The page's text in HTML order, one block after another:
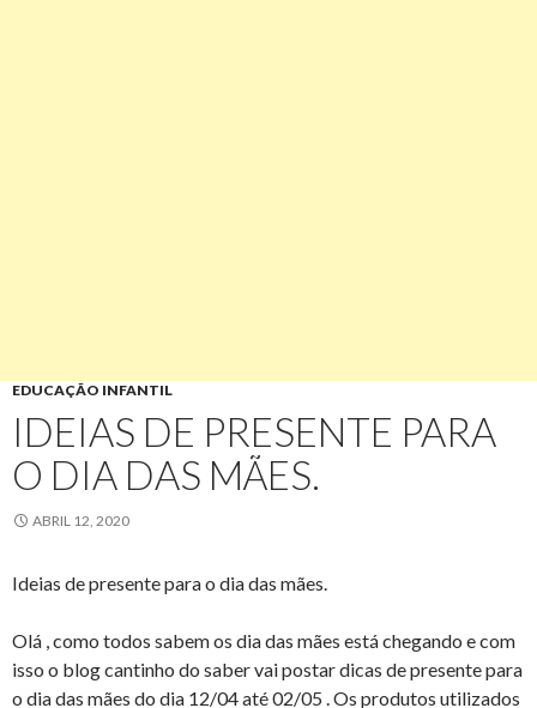
EDUCAÇÃO INFANTIL
IDEIAS DE PRESENTE PARA
O DIA DAS MÃES.
ABRIL 12, 2020
Ideias de presente para o dia das mães.
Olá , como todos sabem os dia das mães está chegando e com
isso o blog cantinho do saber vai postar dicas de presente para
o dia das mães do dia 12/04 até 02/05 . Os produtos utilizados